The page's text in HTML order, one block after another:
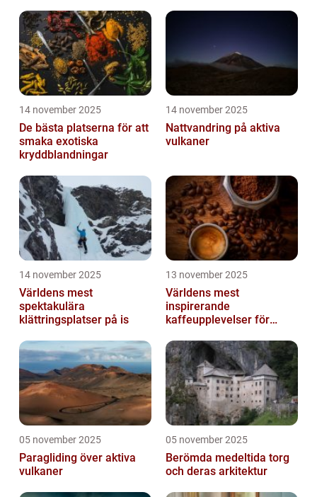
14 november 2025
De bästa platserna för att
smaka exotiska
kryddblandningar
14 november 2025
Nattvandring på aktiva
vulkaner
14 november 2025
Världens mest
spektakulära
klättringsplatser på is
13 november 2025
Världens mest
inspirerande
kaffeupplevelser för
05 november 2025
Paragliding över aktiva
vulkaner
05 november 2025
Berömda medeltida torg
och deras arkitektur